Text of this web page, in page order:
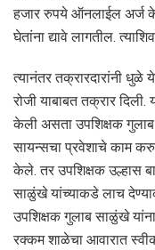
हजार रुपये ऑनलाईल अर्ज
घेतांना द्यावे लागतील.
त्यानंतर तक्रारदारांनी
रोजी याबाबत तक्रार
केली असता उपशिक्षक
सायन्सचा प्रवेशाचे काम
केले. तर उपशिक्षक उल्हास
साळुंखे यांच्याकडे लाच
उपशिक्षक गुलाब साळुंखे
रक्कम शाळेचा आवारात